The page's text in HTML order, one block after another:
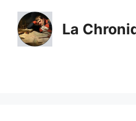
contenu
La